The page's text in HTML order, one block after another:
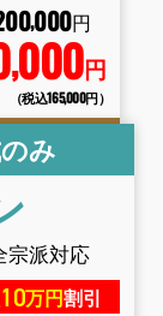
,000円
,000円
（税込165,000円）
み
宗派対応
10万円割引